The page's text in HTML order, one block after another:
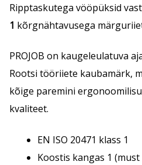
Ripptaskutega vööpüksid
1 kõrgnähtavusega
PROJOB on kaugeleulatuva
Rootsi tööriiete kaubamärk,
kõige paremini
kvaliteet.
EN ISO 20471 klass 1
Koostis kangas 1 (must